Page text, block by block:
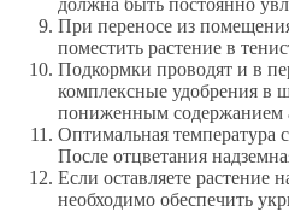
должна быть постоянно
При переносе из
поместить растение в
Подкормки проводят и в
комплексные удобрения в
пониженным содержанием
Оптимальная температура
После отцветания
Если оставляете растение
необходимо обеспечить